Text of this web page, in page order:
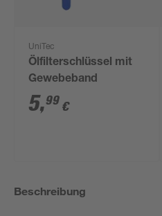
UniTec
Ölfilterschlüssel mit
Gewebeband
5,99 €
Beschreibung